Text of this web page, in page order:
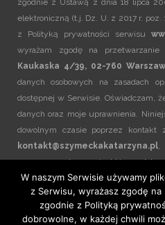
zgodnie z Ustawą z dnia 18 lipca
elektroniczną (t.j. Dz. U. z 2017 r. poz.
z Polityką prywatności serwisu
wyrażam zgodę na
Kaukaska 4/39, 02-760
danych osobowych na zasadach
dostępnej w Serwisie. Oświadczam,
danych oraz moje uprawnienia.
dowolnym czasie poprzez kontakt
kontakt@szymeckakatarzyna.pl,
prawem przetwarzania, którego
cofnięciem.
W naszym Serwisie używamy
z Serwisu, wyrażasz zgodę
zgodnie z Polityką
dobrowolne, w każdej chwili